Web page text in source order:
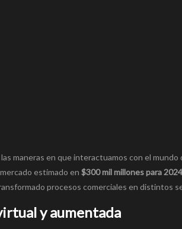
maneras en que interactuamos con el
estimado en $300 mil millones para 2024
procesos comerciales en distintos
y aumentada